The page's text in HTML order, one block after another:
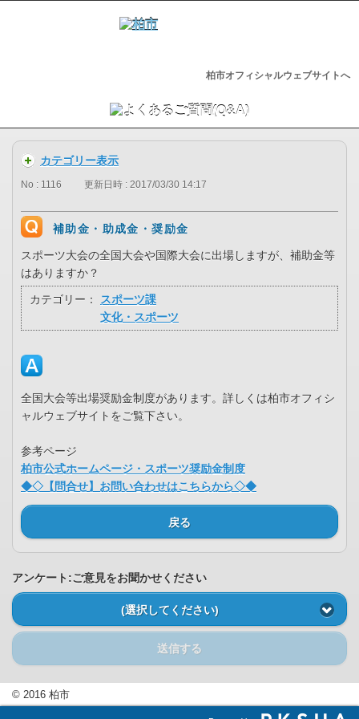
柏市オフィシャルウェブサイトへ
カテゴリー表示
No : 1116 更新日時 : 2017/03/30 14:17
補助金・助成金・奨励金
スポーツ大会の全国大会や国際大会に出場しますが、補助金等
はありますか？
カテゴリー：
スポーツ課
文化・スポーツ
全国大会等出場奨励金制度があります。詳しくは柏市オフィシ
ャルウェブサイトをご覧下さい。
参考ページ
柏市公式ホームページ・スポーツ奨励金制度
◆◇【問合せ】お問い合わせはこちらから◇◆
戻る
アンケート:ご意見をお聞かせください
(選択してください)
送信する
© 2016 柏市